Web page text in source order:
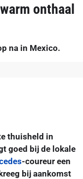
onthaal
na in Mexico.
thuisheld in
goed bij de lokale
-coureur een
bij aankomst